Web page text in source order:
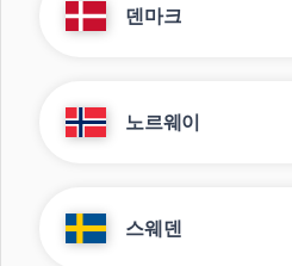
덴마크
노르웨이
스웨덴